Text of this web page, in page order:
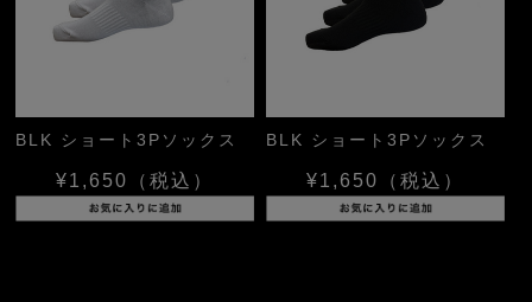
BLK ショート3Pソックス
¥1,650 （税込）
BLK ショート3Pソックス
¥1,650 （税込）